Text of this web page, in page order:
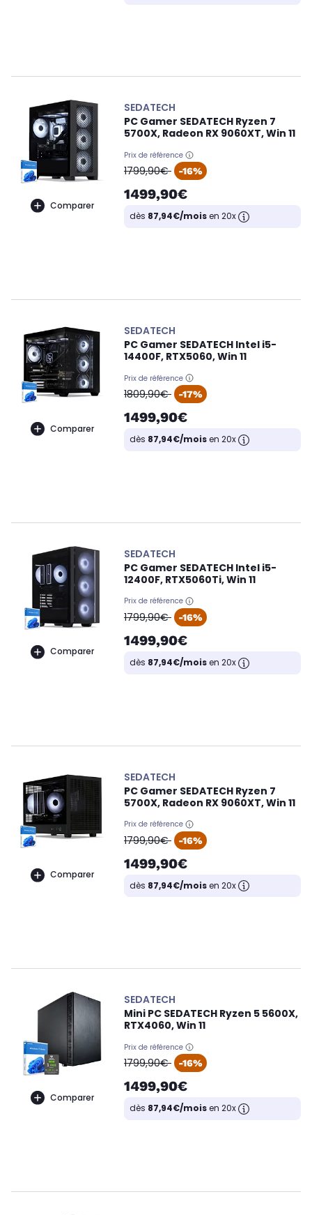
Comparer
SEDATECH
PC Gamer SEDATECH Ryzen 7
5700X, Radeon RX 9060XT, Win 11
Prix de référence
oldPrice
1799,90€ -16%
1499,90€
dès 87,94€/moisen 20x
Comparer
SEDATECH
PC Gamer SEDATECH Intel i5-
14400F, RTX5060, Win 11
Prix de référence
oldPrice
1809,90€ -17%
1499,90€
dès 87,94€/moisen 20x
Comparer
SEDATECH
PC Gamer SEDATECH Intel i5-
12400F, RTX5060Ti, Win 11
Prix de référence
oldPrice
1799,90€ -16%
1499,90€
dès 87,94€/moisen 20x
Comparer
SEDATECH
PC Gamer SEDATECH Ryzen 7
5700X, Radeon RX 9060XT, Win 11
Prix de référence
oldPrice
1799,90€ -16%
1499,90€
dès 87,94€/moisen 20x
Comparer
SEDATECH
Mini PC SEDATECH Ryzen 5 5600X,
RTX4060, Win 11
Prix de référence
oldPrice
1799,90€ -16%
1499,90€
dès 87,94€/moisen 20x